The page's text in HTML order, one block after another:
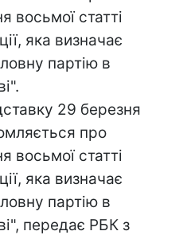
восьмої статті
яка визначає
партію в
29 березня
про
восьмої статті
яка визначає
партію в
передає РБК з